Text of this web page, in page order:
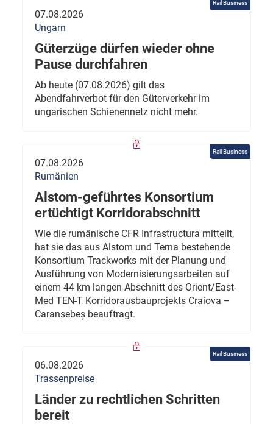
Rail Business
07.08.2026
Ungarn
Güterzüge dürfen wieder ohne
Pause durchfahren
Ab heute (07.08.2026) gilt das
Abendfahrverbot für den Güterverkehr im
ungarischen Schienennetz nicht mehr.
Rail Business
07.08.2026
Rumänien
Alstom-geführtes Konsortium
ertüchtigt Korridorabschnitt
Wie die rumänische CFR Infrastructura mitteilt,
hat sie das aus Alstom und Terna bestehende
Konsortium Trackworks mit der Planung und
Ausführung von Modernisierungsarbeiten auf
einem 44 km langen Abschnitt des Orient/East-
Med TEN-T Korridorausbauprojekts Craiova –
Caransebeș beauftragt.
Rail Business
06.08.2026
Trassenpreise
Länder zu rechtlichen Schritten
bereit